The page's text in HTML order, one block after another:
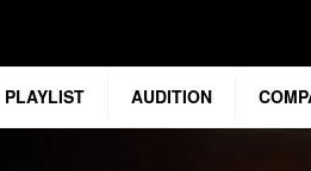
PLAYLIST AUDITION